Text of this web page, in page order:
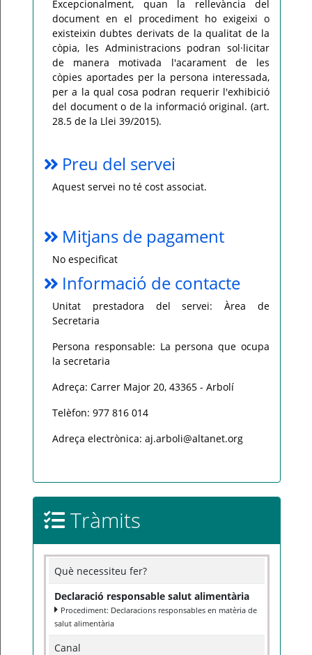
Excepcionalment, quan la rellevància del
document en el procediment ho exigeixi o
existeixin dubtes derivats de la qualitat de la
còpia, les Administracions podran sol·licitar
de manera motivada l'acarament de les
còpies aportades per la persona interessada,
per a la qual cosa podran requerir l'exhibició
del document o de la informació original. (art.
28.5 de la Llei 39/2015).
Preu del servei
Aquest servei no té cost associat.
Mitjans de pagament
No especificat
Informació de contacte
Unitat prestadora del servei: Àrea de
Secretaria
Persona responsable: La persona que ocupa
la secretaria
Adreça: Carrer Major 20, 43365 - Arbolí
Telèfon: 977 816 014
Adreça electrònica: aj.arboli@altanet.org
Tràmits
Què necessiteu fer?
Declaració responsable salut alimentària
Procediment: Declaracions responsables en matèria de
salut alimentària
Canal